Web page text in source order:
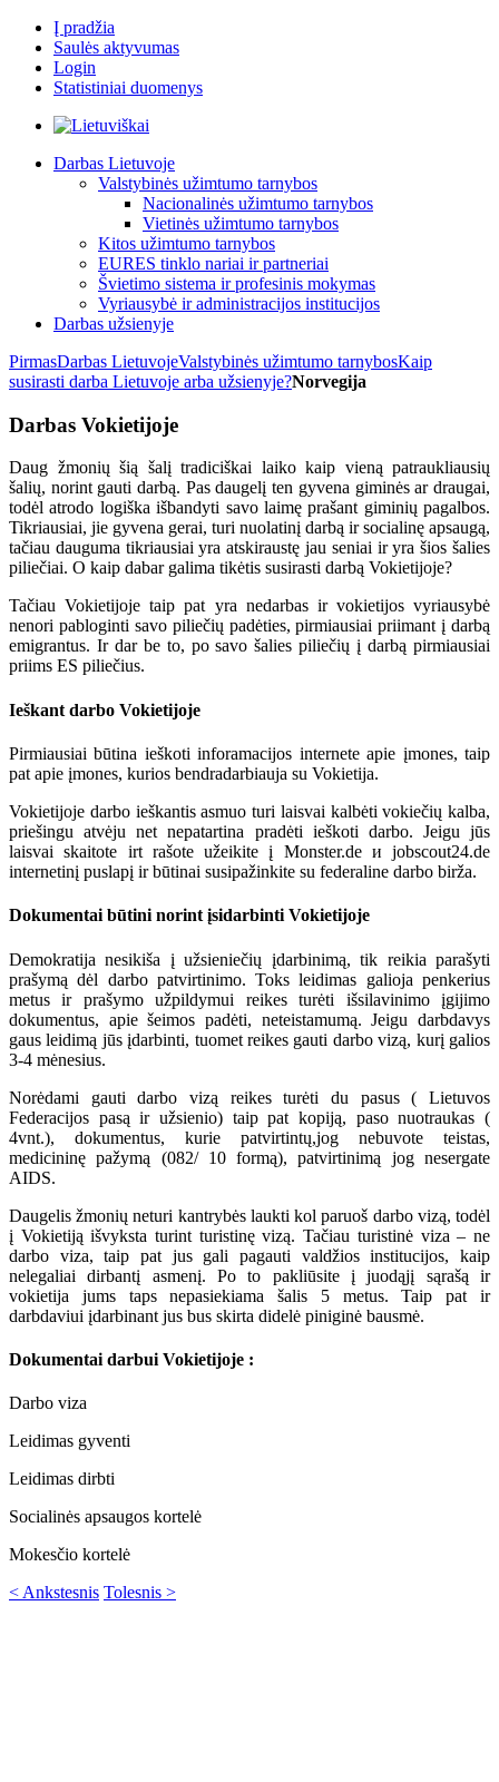
Į pradžia
Saulės aktyvumas
Login
Statistiniai duomenys
Darbas Lietuvoje
Valstybinės užimtumo tarnybos
Nacionalinės užimtumo tarnybos
Vietinės užimtumo tarnybos
Kitos užimtumo tarnybos
EURES tinklo nariai ir partneriai
Švietimo sistema ir profesinis mokymas
Vyriausybė ir administracijos institucijos
Darbas užsienyje
PirmasDarbas LietuvojeValstybinės užimtumo tarnybosKaip
susirasti darba Lietuvoje arba užsienyje?Norvegija
Darbas Vokietijoje
Daug žmonių šią šalį tradiciškai laiko kaip vieną patraukliausių
šalių, norint gauti darbą. Pas daugelį ten gyvena giminės ar draugai,
todėl atrodo logiška išbandyti savo laimę prašant giminių pagalbos.
Tikriausiai, jie gyvena gerai, turi nuolatinį darbą ir socialinę apsaugą,
tačiau dauguma tikriausiai yra atskiraustę jau seniai ir yra šios šalies
piliečiai. O kaip dabar galima tikėtis susirasti darbą Vokietijoje?
Tačiau Vokietijoje taip pat yra nedarbas ir vokietijos vyriausybė
nenori pabloginti savo piliečių padėties, pirmiausiai priimant į darbą
emigrantus. Ir dar be to, po savo šalies piliečių į darbą pirmiausiai
priims ES piliečius.
Ieškant darbo Vokietijoje
Pirmiausiai būtina ieškoti inforamacijos internete apie įmones, taip
pat apie įmones, kurios bendradarbiauja su Vokietija.
Vokietijoje darbo ieškantis asmuo turi laisvai kalbėti vokiečių kalba,
priešingu atvėju net nepatartina pradėti ieškoti darbo. Jeigu jūs
laisvai skaitote irt rašote užeikite į Monster.de и jobscout24.de
internetinį puslapį ir būtinai susipažinkite su federaline darbo birža.
Dokumentai būtini norint įsidarbinti Vokietijoje
Demokratija nesikiša į užsieniečių įdarbinimą, tik reikia parašyti
prašymą dėl darbo patvirtinimo. Toks leidimas galioja penkerius
metus ir prašymo užpildymui reikes turėti išsilavinimo įgijimo
dokumentus, apie šeimos padėti, neteistamumą. Jeigu darbdavys
gaus leidimą jūs įdarbinti, tuomet reikes gauti darbo vizą, kurį galios
3-4 mėnesius.
Norėdami gauti darbo vizą reikes turėti du pasus ( Lietuvos
Federacijos pasą ir užsienio) taip pat kopiją, paso nuotraukas (
4vnt.), dokumentus, kurie patvirtintų,jog nebuvote teistas,
medicininę pažymą (082/ 10 formą), patvirtinimą jog nesergate
AIDS.
Daugelis žmonių neturi kantrybės laukti kol paruoš darbo vizą, todėl
į Vokietiją išvyksta turint turistinę vizą. Tačiau turistinė viza – ne
darbo viza, taip pat jus gali pagauti valdžios institucijos, kaip
nelegaliai dirbantį asmenį. Po to pakliūsite į juodąjį sąrašą ir
vokietija jums taps nepasiekiama šalis 5 metus. Taip pat ir
darbdaviui įdarbinant jus bus skirta didelė piniginė bausmė.
Dokumentai darbui Vokietijoje :
Darbo viza
Leidimas gyventi
Leidimas dirbti
Socialinės apsaugos kortelė
Mokesčio kortelė
< Ankstesnis Tolesnis >